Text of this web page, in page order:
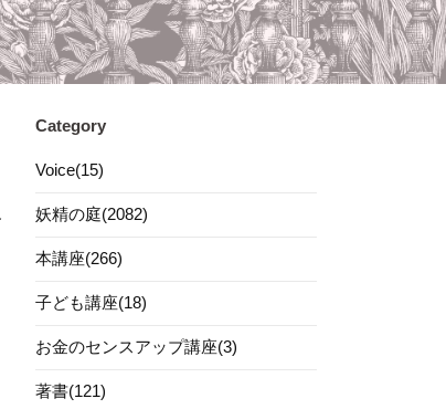
Category
Voice(15)
妖精の庭(2082)
本講座(266)
子ども講座(18)
お金のセンスアップ講座(3)
著書(121)